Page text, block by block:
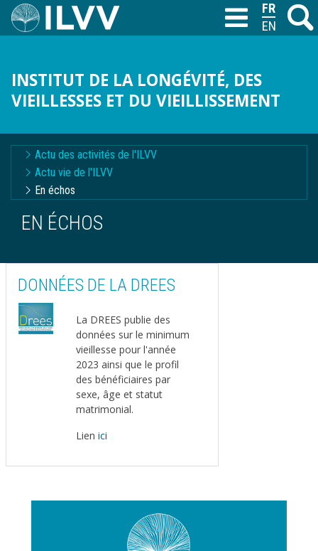
Aller
au
M
INSTITUT DE LA LONGÉVITÉ, DES
VIEILLESSES ET DU VIEILLISSEMENT
T
Navigation
contextuelle
Actu des activités de l'ILVV
Actu vie de l'ILVV
En échos
EN ÉCHOS
DONNÉES DE LA DREES
La DREES publie des
données sur le minimum
vieillesse pour l'année
2023 ainsi que le profil
des bénéficiaires par
sexe, âge et statut
matrimonial.
Lien ici
FRANÇAIS
ENGLISH